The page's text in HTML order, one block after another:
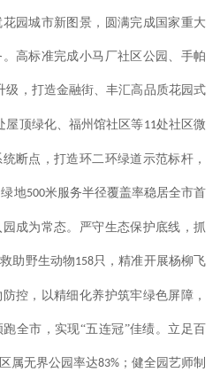
园城市新图景，圆满完成国家重大
高标准完成小马厂社区公园、手帕
级，打造金融街、丰汇高品质花园式
屋顶绿化、福州馆社区等11处社区微
断点，打造环二环绿道示范标杆，
地500米服务半径覆盖率稳居全市首
成为常态。严守生态保护底线，抓
助野生动物158只，精准开展杨柳飞
控，以精细化养护筑牢绿色屏障，
全市，实现“五连冠”佳绩。立足百
属无界公园率达83% ；健全园艺师制